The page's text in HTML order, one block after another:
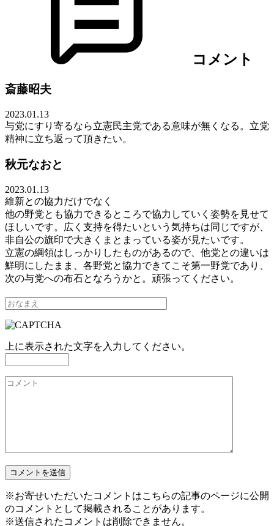
コメント
斎藤昭夫
2023.01.13
与党にすり寄るなら立憲民主党である意味が無くなる。立党
精神に立ち返って頂きたい。
秋元なおと
2023.01.13
維新との協力だけでなく
他の野党とも協力できるところで協力していく姿勢を見せて
ほしいです。広く支持を得たいという気持ちは同じですが、
非自公の旗印で大きくまとまっている姿が見たいです。
立憲の綱領はしっかりしたものがあるので、他党との違いは
鮮明にしたまま、各野党と協力できてこそ第一野党であり、
次の与党への布石となろうかと。頑張ってください。
上に表示された文字を入力してください。
※お寄せいただいたコメントはこちらの記事のページに公開
のコメントとして掲載されることがあります。
※送信されたコメントは削除できません。